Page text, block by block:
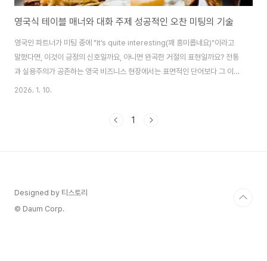
영국식 테이블 매너와 대화 주제 성공적인 오찬 미팅의 기술
영국인 파트너가 미팅 중에 "It’s quite interesting(꽤 흥미롭네요)"이라고
말했다면, 이것이 긍정의 신호일까요, 아니면 완곡한 거절의 표현일까요? 전통
과 실용주의가 공존하는 영국 비즈니스 현장에서는 표면적인 단어보다 그 이면
에 숨겨진 '언더스테이트먼트(Understatement)'를 읽어내는 능력이 무엇보
파트너의 진심을 파악하는 소통의 기술을 비즈니스 시나리오 기반으로 정리했
2026. 1. 10.
1
Designed by 티스토리
© Daum Corp.